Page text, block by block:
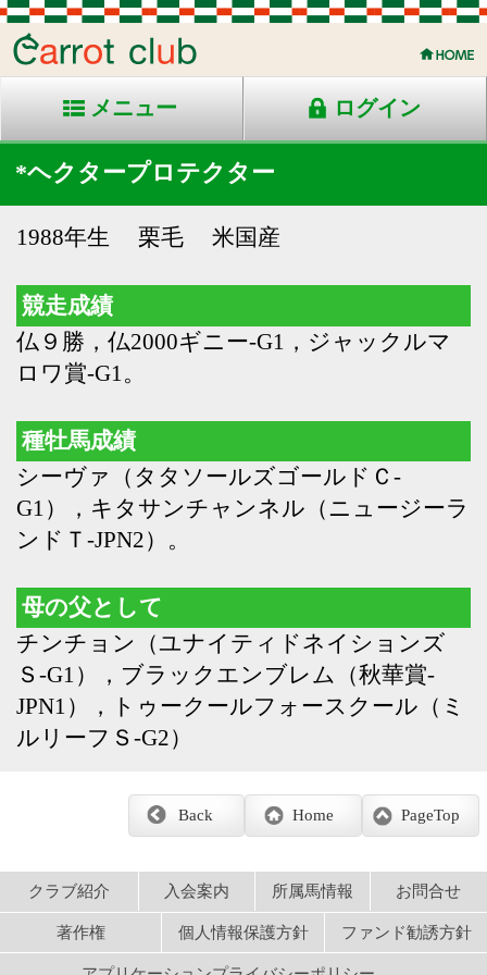
メニュー ログイン
*ヘクタープロテクター
1988年生 栗毛 米国産
仏９勝，仏2000ギニー-G1，ジャックルマ
種牡馬成績
シーヴァ（タタソールズゴールドＣ-
G1），キタサンチャンネル（ニュージーラ
ンドＴ-JPN2）。
母の父として
チンチョン（ユナイティドネイションズ
Ｓ-G1），ブラックエンブレム（秋華賞-
JPN1），トゥークールフォースクール（ミ
ルリーフＳ-G2）
クラブ紹介 入会案内 所属馬情報 お問合せ
著作権 個人情報保護方針 ファンド勧誘方針
アプリケーションプライバシーポリシー